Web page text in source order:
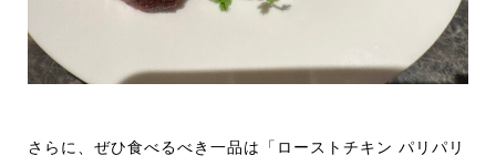
さらに、ぜひ食べるべき一品は「ローストチキン パリパリ